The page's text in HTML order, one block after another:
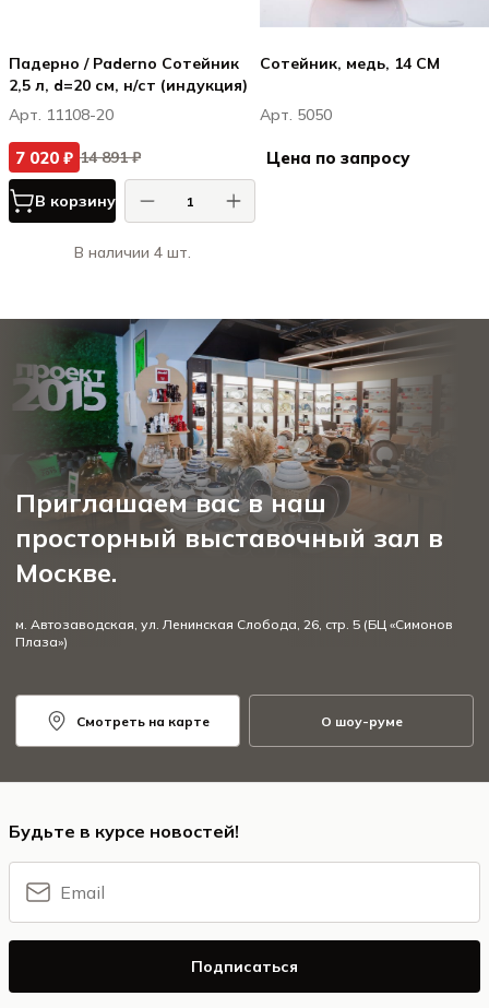
Падерно / Paderno Сотейник
2,5 л, d=20 см, н/ст (индукция)
Арт. 11108-20
7 020 ₽ 14 891 ₽
В корзину
В наличии 4 шт.
Сотейник, медь, 14 CM
Арт. 5050
Цена по запросу
Приглашаем вас в наш
просторный выставочный зал в
Москве.
м. Автозаводская, ул. Ленинская Слобода, 26, стр. 5 (БЦ «Симонов
Плаза»)
Смотреть на карте О шоу-руме
Будьте в курсе новостей!
Подписаться